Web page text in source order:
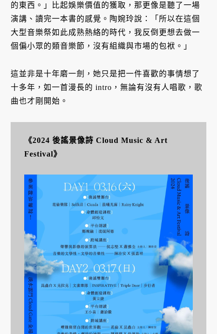
的東西。」比起娛樂價值的獲取，那更像是聽了一場
演講、讀完一本書的感覺。陶婉玲說：「所以在這個
大型音樂祭如此成熟熱絡的時代，我反倒更想去做一
個偏小眾的類音樂節，沒有組織與市場的包袱。」
這並非是十年磨一劍，她只是把一件喜歡的事情想了
十多年，如一首漫長的 intro，無論有沒有人唱歌，歌
曲也才剛開始。
《2024 後謠景像詩 Cloud Music & Art
Festival》